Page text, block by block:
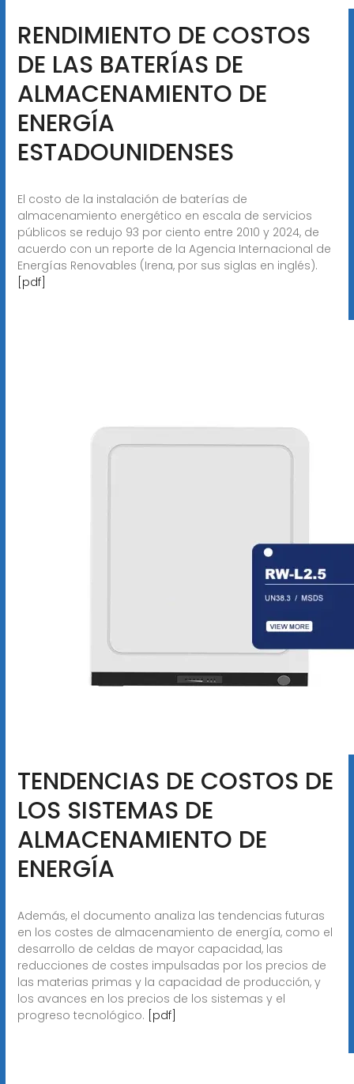
RENDIMIENTO DE COSTOS
DE LAS BATERÍAS DE
ALMACENAMIENTO DE
ENERGÍA
ESTADOUNIDENSES
El costo de la instalación de baterías de
almacenamiento energético en escala de servicios
públicos se redujo 93 por ciento entre 2010 y 2024, de
acuerdo con un reporte de la Agencia Internacional de
Energías Renovables (Irena, por sus siglas en inglés).
[pdf]
TENDENCIAS DE COSTOS DE
LOS SISTEMAS DE
ALMACENAMIENTO DE
ENERGÍA
Además, el documento analiza las tendencias futuras
en los costes de almacenamiento de energía, como el
desarrollo de celdas de mayor capacidad, las
reducciones de costes impulsadas por los precios de
las materias primas y la capacidad de producción, y
los avances en los precios de los sistemas y el
progreso tecnológico. [pdf]